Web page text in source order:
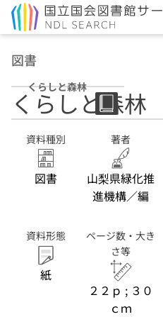
図書
くらしと森林
くらしと森林
資料種別
図書
著者
山梨県緑化推
進機構／編
資料形態
紙
ページ数・大き
さ等
２２ｐ ; ３０
ｃｍ